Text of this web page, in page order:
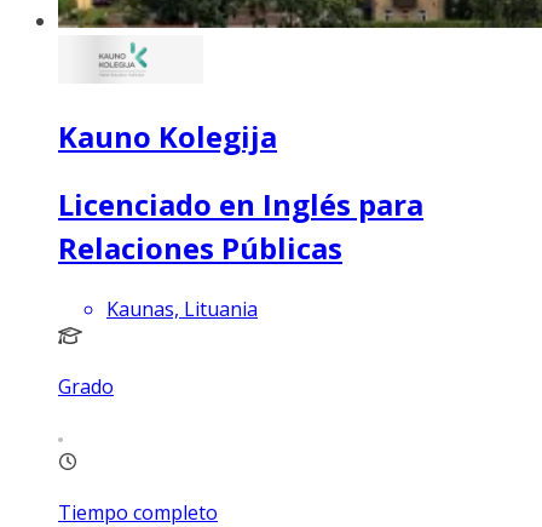
Kauno Kolegija
Licenciado en Inglés para
Relaciones Públicas
Kaunas, Lituania
Grado
Tiempo completo